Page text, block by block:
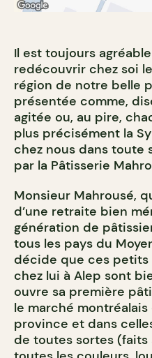
Il est toujours
redécouvrir chez soi
région de notre belle
présentée comme,
agitée ou, au pire,
plus précisément la
chez nous dans toute
par la Pâtisserie
Monsieur Mahrousé,
d’une retraite bien
génération de
tous les pays du
décide que ces
chez lui à Alep sont
ouvre sa première
le marché
province et dans
de toutes sortes (faits